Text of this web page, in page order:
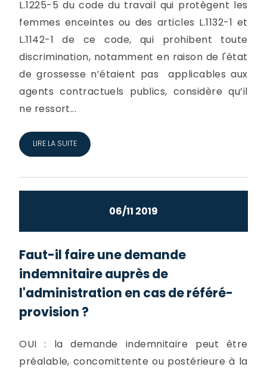
L.1225-5 du code du travail qui protègent les
femmes enceintes ou des articles L.1132-1 et
L.1142-1 de ce code, qui prohibent toute
discrimination, notamment en raison de l'état
de grossesse n’étaient pas applicables aux
agents contractuels publics, considère qu’il
ne ressort...
LIRE LA SUITE
06/11 2019
Faut-il faire une demande
indemnitaire auprès de
l'administration en cas de référé-
provision ?
OUI : la demande indemnitaire peut être
préalable, concomittente ou postérieure à la